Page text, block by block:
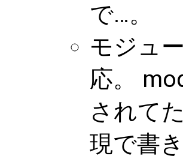
で…。
モジュ
応。
されて
現で書